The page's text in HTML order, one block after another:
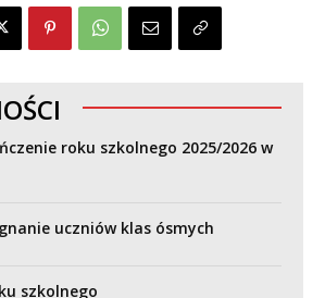
roku szkolnego 2025/2026 w
uczniów klas ósmych
szkolnego